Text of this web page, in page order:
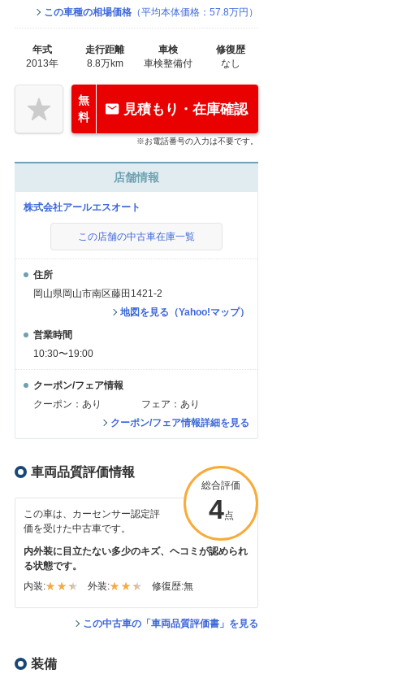
この車種の相場価格 （平均本体価格：57.8万円）
年式
2013年
走行距離
8.8万km
車検
車検整備付
修復歴
なし
無
料
見積もり・在庫確認
※お電話番号の入力は不要です。
店舗情報
株式会社アールエスオート
この店舗の中古車在庫一覧
住所
岡山県岡山市南区藤田1421-2
地図を見る（Yahoo!マップ）
営業時間
10:30〜19:00
クーポン/フェア情報
クーポン：あり
フェア：あり
クーポン/フェア情報詳細を見る
車両品質評価情報
総合評価
4点
この車は、カーセンサー認定評
価を受けた中古車です。
内外装に目立たない多少のキズ、ヘコミが認められ
る状態です。
内装:
外装: 修復歴:無
この中古車の「車両品質評価書」を見る
装備